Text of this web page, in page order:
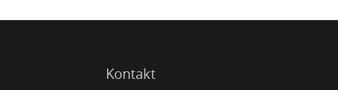
Kontakt